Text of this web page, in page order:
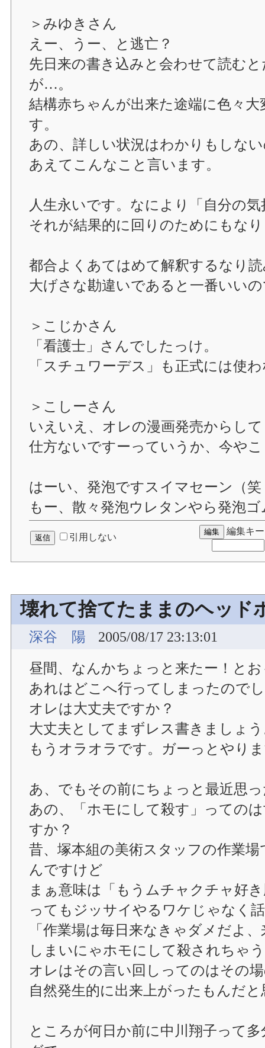
＞みゆきさん
えー、うー、と逃亡？
先日来の書き込みと会わせて読む
が…。
結構赤ちゃんが出来た途端に色々
す。
あの、詳しい状況はわかりもしな
あえてこんなこと言います。
人生永いです。なにより「自分の
それが結果的に回りのためにもな
都合よくあてはめて解釈するなり
大げさな勘違いであると一番いい
＞こじかさん
「看護士」さんでしたっけ。
「スチュワーデス」も正式には使
＞こしーさん
いえいえ、オレの漫画発売からし
仕方ないですーっていうか、今や
はーい、発泡ですスイマセーン（笑
もー、散々発泡ウレタンやら発泡
引用しない
編集キー
壊れて捨てたままのヘッド
深谷 陽
2005/08/17 23:13:01
昼間、なんかちょっと来たー！と
あれはどこへ行ってしまったので
オレは大丈夫ですか？
大丈夫としてまずレス書きましょ
もうオラオラです。ガーっとやり
あ、でもその前にちょっと最近思
あの、「ホモにして殺す」っての
すか？
昔、塚本組の美術スタッフの作業
んですけど
まぁ意味は「もうムチャクチャ好
ってもジッサイやるワケじゃなく
「作業場は毎日来なきゃダメだよ
しまいにゃホモにして殺されちゃ
オレはその言い回しってのはその
自然発生的に出来上がったもんだ
ところが何日か前に中川翔子って